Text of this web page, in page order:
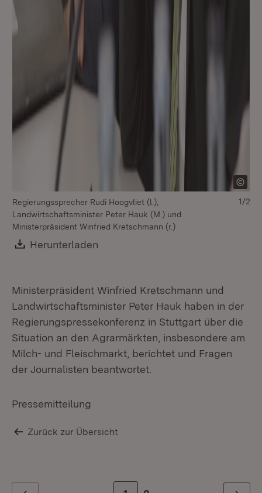
Regierungssprecher Rudi Hoogvliet (l.),
Landwirtschaftsminister Peter Hauk (M.) und
Ministerpräsident Winfried Kretschmann (r.)
Download:
Herunterladen
1/2
Ministerpräsident Winfried Kretschmann und
Landwirtschaftsminister Peter Hauk haben in der
Regierungspressekonferenz in Stuttgart über die
Situation an den Agrarmärkten, insbesondere am
Milch- und Fleischmarkt, berichtet und Fragen
der Journalisten beantwortet.
Pressemitteilung
Zurück zur Übersicht